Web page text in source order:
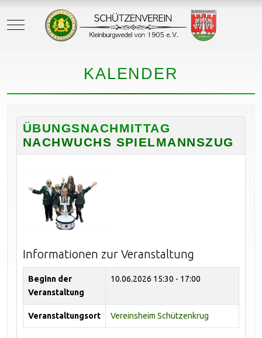
Mobile Menu Toggle
KALENDER
ÜBUNGSNACHMITTAG
NACHWUCHS SPIELMANNSZUG
Informationen zur Veranstaltung
Beginn der
Veranstaltung
10.06.2026 15:30 - 17:00
Veranstaltungsort Vereinsheim Schützenkrug